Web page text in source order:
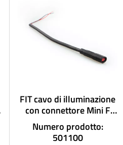
FIT cavo di illuminazione
con connettore Mini F
per luce posteriore senza
connettore
Numero prodotto:
501100